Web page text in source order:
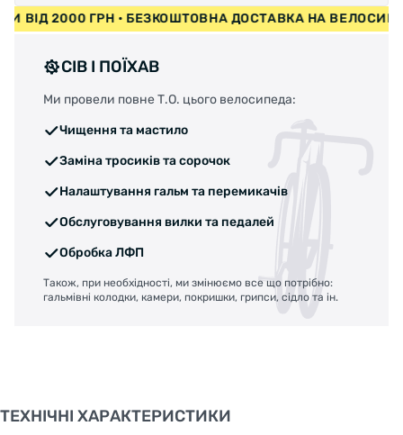
ВІД 2000 ГРН • БЕЗКОШТОВНА ДОСТАВКА НА
СІВ І ПОЇХАВ
Ми провели повне Т.О. цього велосипеда:
Чищення та мастило
Заміна тросиків та сорочок
Налаштування гальм та перемикачів
Обслуговування вилки та педалей
Обробка ЛФП
Також, при необхідності, ми змінюємо все що потрібно:
гальмівні колодки, камери, покришки, грипси, сідло та ін.
ТЕХНІЧНІ ХАРАКТЕРИСТИКИ